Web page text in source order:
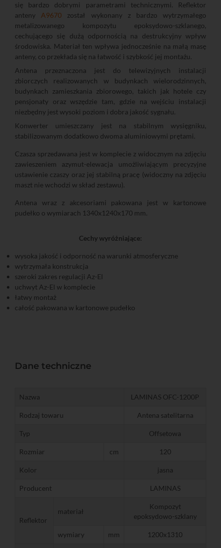
się bardzo dobrymi parametrami technicznymi. Reflektor
anteny A9670 został wykonany z bardzo wytrzymałego
metalizowanego kompozytu epoksydowo-szklanego,
cechującego się dużą odpornością na destrukcyjny wpływ
środowiska. Materiał ten wpływa jednocześnie na małą masę
anteny, co przekłada się na łatwość i szybkość jej montażu.
Antena przeznaczona jest do telewizyjnych instalacji
zbiorczych realizowanych w budynkach wielorodzinnych,
budynkach zamieszkania zbiorowego, takich jak hotele czy
pensjonaty oraz wszędzie tam, gdzie na wejściu instalacji
niezbędny jest wysoki poziom i dobra jakość sygnału.
Konwerter umieszczany jest na stabilnym wysięgniku,
stabilizowanym dodatkowo dwoma aluminiowymi prętami.
Czasza sprzedawana jest w komplecie z widocznym na zdjęciu
zawieszeniem azymut-elewacja umożliwiającym precyzyjne
ustawienie czaszy oraz jej stabilną pracę (widoczny na zdjęciu
maszt nie wchodzi w skład zestawu).
Antena wraz z akcesoriami pakowana jest w kartonowe
pudełko o wymiarach 1340x1240x170 mm.
Cechy wyróżniające:
wysoka jakość i odporność na warunki atmosferyczne
wytrzymała konstrukcja
szeroki zakres regulacji Az-El
uchwyt Az-El w komplecie
łatwy montaż
całość pakowana w kartonowe pudełko
Dane techniczne
Nazwa LAMINAS OFC-1200P
Rodzaj towaru Antena satelitarna
Typ Offsetowa
Rozmiar cm 120
Kolor jasna
Producent LAMINAS
Reflektor
materiał
Kompozyt
epoksydowo-szklany
wymiary mm 1200x1310